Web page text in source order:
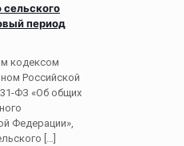
период
кодексом
Российской
ФЗ «Об общих
Федерации»,
[…]